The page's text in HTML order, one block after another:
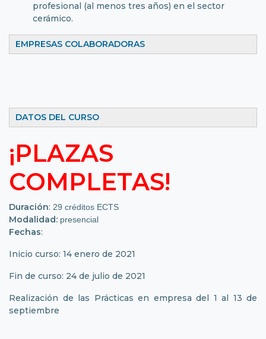
profesional (al menos tres años) en el sector
cerámico.
EMPRESAS COLABORADORAS
DATOS DEL CURSO
¡PLAZAS
COMPLETAS!
Duración: 29 créditos ECTS
Modalidad: presencial
Fechas:
Inicio curso: 14 enero de 2021
Fin de curso: 24 de julio de 2021
Realización de las Prácticas en empresa del 1 al 13 de
septiembre